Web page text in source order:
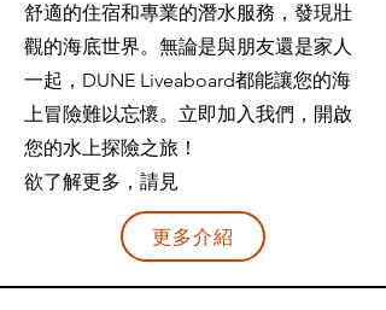
舒適的住宿和專業的潛水服務，發現壯
觀的海底世界。無論是與朋友還是家人
一起，DUNE Liveaboard都能讓您的海
上冒險難以忘懷。立即加入我們，開啟
您的水上探險之旅！
欲了解更多，請見
更多介紹